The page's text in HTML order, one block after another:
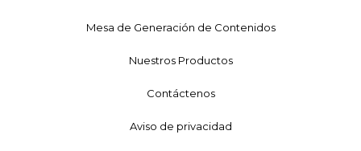
Mesa de Generación de Contenidos
Nuestros Productos
Contáctenos
Aviso de privacidad